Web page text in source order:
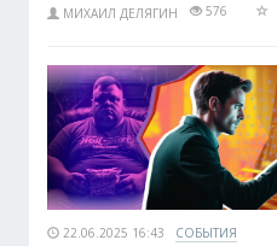
МИХАИЛ ДЕЛЯГИН 576
22.06.2025 16:43 СОБЫТИЯ